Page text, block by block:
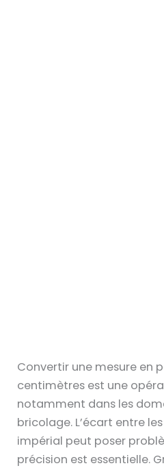
Convertir une mesure en
centimètres est une
notamment dans les
bricolage. L’écart entre
impérial peut poser
précision est essentielle.